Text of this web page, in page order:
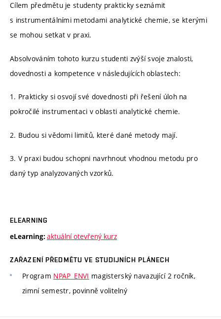
Cílem předmětu je studenty prakticky seznámit
s instrumentálními metodami analytické chemie, se kterými
se mohou setkat v praxi.
Absolvováním tohoto kurzu studenti zvýší svoje znalosti,
dovednosti a kompetence v následujících oblastech:
1. Prakticky si osvojí své dovednosti při řešení úloh na
pokročilé instrumentaci v oblasti analytické chemie.
2. Budou si vědomi limitů, které dané metody mají.
3. V praxi budou schopni navrhnout vhodnou metodu pro
daný typ analyzovaných vzorků.
ELEARNING
eLearning: aktuální otevřený kurz
ZAŘAZENÍ PŘEDMĚTU VE STUDIJNÍCH PLÁNECH
Program NPAP_ENVI magisterský navazující 2 ročník,
zimní semestr, povinně volitelný